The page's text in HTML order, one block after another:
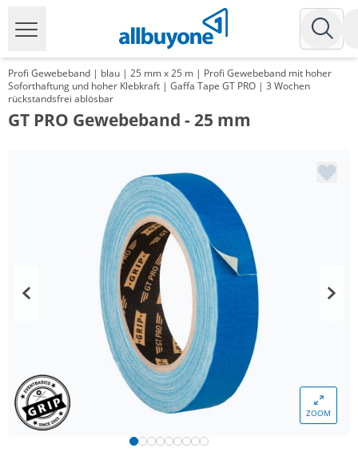
Profi Gewebeband | blau | 25 mm x 25 m | Profi Gewebeband mit hoher
Soforthaftung und hoher Klebkraft | Gaffa Tape GT PRO | 3 Wochen
rückstandsfrei ablösbar
GT PRO Gewebeband - 25 mm
ZOOM
Menge Preis
ab 24 Rollen 7,09 €